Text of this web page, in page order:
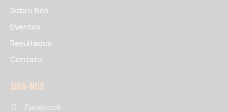
Sobre Nós
Eventos
Resultados
Contato
SIGA-NOS
Facebook